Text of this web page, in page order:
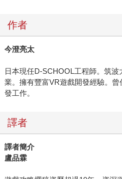
作者
今澄亮太
日本現任D-SCHOOL工程師。筑
業。擁有豐富VR遊戲開發經驗。
發工作。
譯者
譯者簡介
盧品霖